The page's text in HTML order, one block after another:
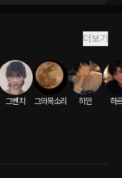
더보기
그벤치 그의목소리 히인 하